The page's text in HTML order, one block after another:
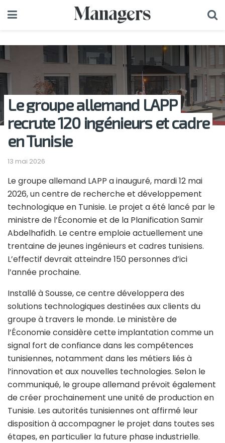
Le groupe allemand LAPP
recrute 120 ingénieurs et cadre
en Tunisie
13 mai 2026
Le groupe allemand LAPP a inauguré, mardi 12 mai
2026, un centre de recherche et développement
technologique en Tunisie. Le projet a été lancé par le
ministre de l’Économie et de la Planification Samir
Abdelhafidh. Le centre emploie actuellement une
trentaine de jeunes ingénieurs et cadres tunisiens.
L’effectif devrait atteindre 150 personnes d’ici
l’année prochaine.
Installé à Sousse, ce centre développera des
solutions technologiques destinées aux clients du
groupe à travers le monde. Le ministère de
l’Économie considère cette implantation comme un
signal fort de confiance dans les compétences
tunisiennes, notamment dans les métiers liés à
l’innovation et aux nouvelles technologies. Selon le
communiqué, le groupe allemand prévoit également
de créer prochainement une unité de production en
Tunisie. Les autorités tunisiennes ont affirmé leur
disposition à accompagner le projet dans toutes ses
étapes, en particulier la future phase industrielle.